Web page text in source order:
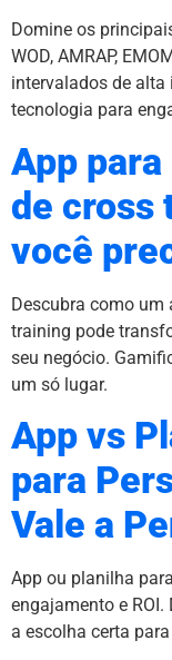
Domine os
WOD, AMRAP,
intervalados de alta
tecnologia para
App
de cross
você
Descubra como um
training pode
seu negócio.
um só lugar.
App vs
para
Vale a
App ou planilha
engajamento e
a escolha certa